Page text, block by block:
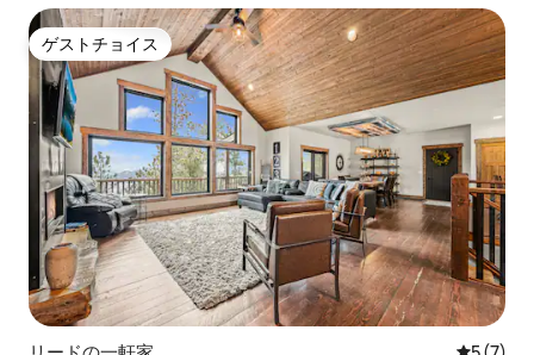
ゲストチョイス
ゲストチョイス